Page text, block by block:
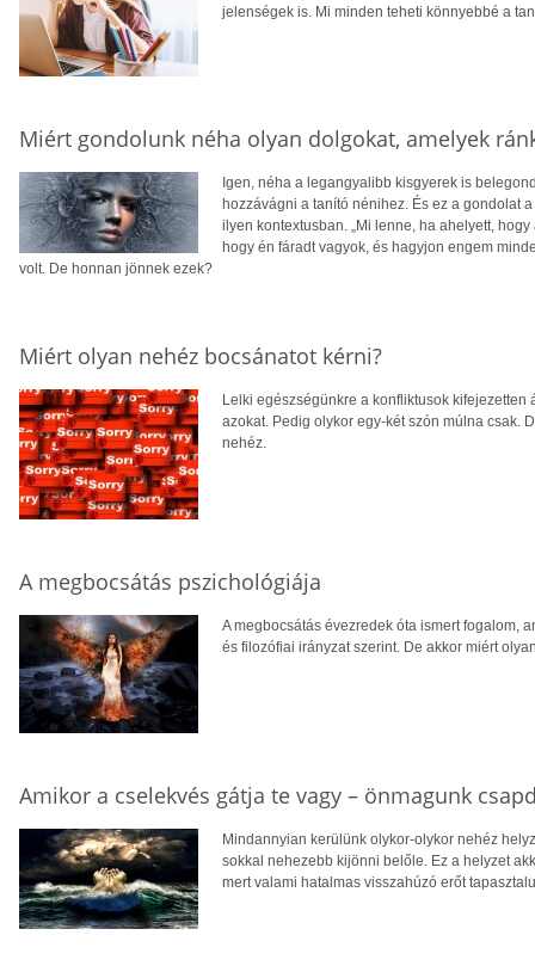
jelenségek is. Mi minden teheti könnyebbé a
Miért gondolunk néha olyan dolgokat, amelyek
Igen, néha a legangyalibb kisgyerek is
hozzávágni a tanító nénihez. És ez a gondolat
ilyen kontextusban. „Mi lenne, ha ahelyett,
hogy én fáradt vagyok, és hagyjon engem
volt. De honnan jönnek ezek?
Miért olyan nehéz bocsánatot kérni?
Lelki egészségünkre a konfliktusok
azokat. Pedig olykor egy-két szón múlna csak.
nehéz.
A megbocsátás pszichológiája
A megbocsátás évezredek óta ismert fogalom,
és filozófiai irányzat szerint. De akkor miért
Amikor a cselekvés gátja te vagy – önmagunk
Mindannyian kerülünk olykor-olykor nehéz
sokkal nehezebb kijönni belőle. Ez a helyzet
mert valami hatalmas visszahúzó erőt